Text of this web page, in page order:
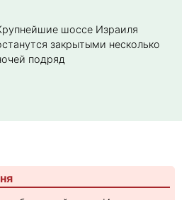
шоссе Израиля
закрытыми несколько
подряд